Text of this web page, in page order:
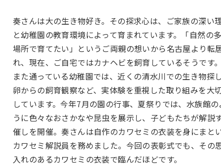
奏さんは大の生き物好き。その探求心は、ご家族の深い
と幼稚園の教育環境によって育まれています。「自然の
場所で育てたい」というご両親の想いから名古屋より転
れ、現在、ご自宅ではカナヘビを飼育しているそうです
また通っている幼稚園では、近くの清水川での生き物探
卵からの飼育観察など、実体験を重視した取り組みを大
しています。今年7月の園の行事、夏祭りでは、水族館の
うに色々なおさかなや昆虫を展示し、子どもたちが解説
催しを開催。奏さんは自作のカワセミの衣装を身にまと
カワセミ解説員を務めました。今回の表彰式でも、その
入れのあるカワセミの衣装で臨んだほどです。